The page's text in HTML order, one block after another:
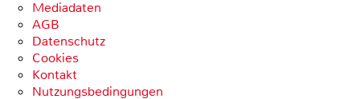
Mediadaten
AGB
Datenschutz
Cookies
Kontakt
Nutzungsbedingungen